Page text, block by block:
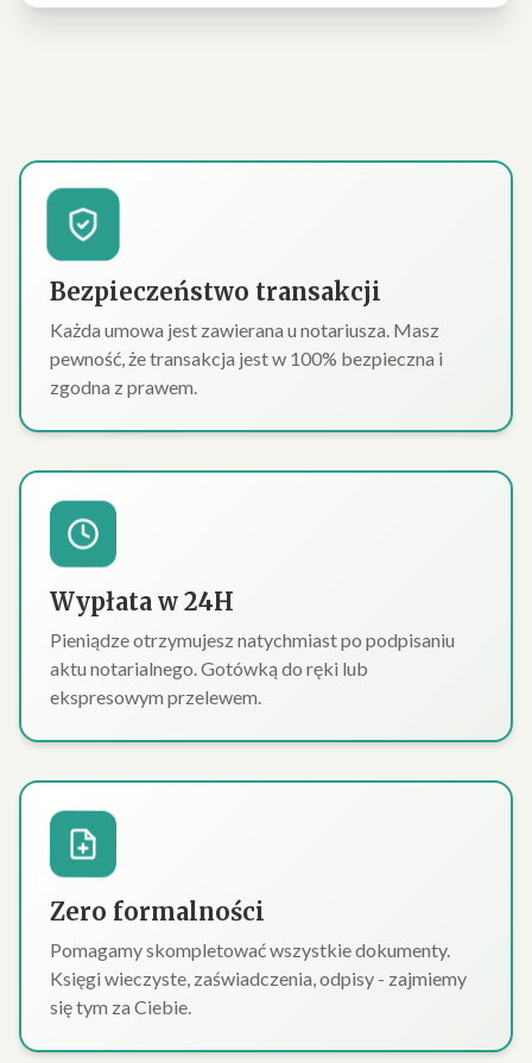
Bezpieczeństwo transakcji
Każda umowa jest zawierana u notariusza. Masz
pewność, że transakcja jest w 100% bezpieczna i
zgodna z prawem.
Wypłata w 24H
Pieniądze otrzymujesz natychmiast po podpisaniu
aktu notarialnego. Gotówką do ręki lub
ekspresowym przelewem.
Zero formalności
Pomagamy skompletować wszystkie dokumenty.
Księgi wieczyste, zaświadczenia, odpisy - zajmiemy
się tym za Ciebie.